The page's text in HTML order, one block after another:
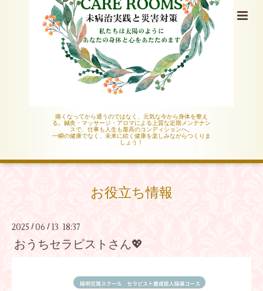
痛くなってから通うのではなく、元気な今から身体を整え
る。鍼灸・マッサージ・アロマによる上質な定期メンテナン
スで、仕事も人生も最高のコンディションへ。
一瞬の健康でなく、未来に続く健康を楽しみながらつくりま
しょう！
お役立ち情報
2025 /06 / 13 18:37
おうちセラピストさん💖